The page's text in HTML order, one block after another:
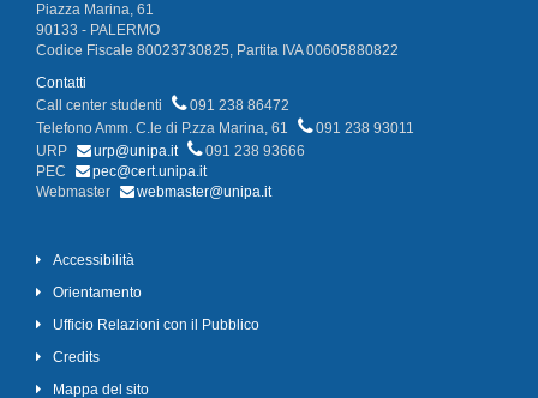
Piazza Marina, 61
90133 - PALERMO
Codice Fiscale 80023730825, Partita IVA 00605880822
Contatti
Call center studenti
091 238 86472
Telefono Amm. C.le di P.zza Marina, 61
091 238 93011
URP
urp@unipa.it
091 238 93666
PEC
pec@cert.unipa.it
Webmaster
webmaster@unipa.it
Accessibilità
Orientamento
Ufficio Relazioni con il Pubblico
Credits
Mappa del sito